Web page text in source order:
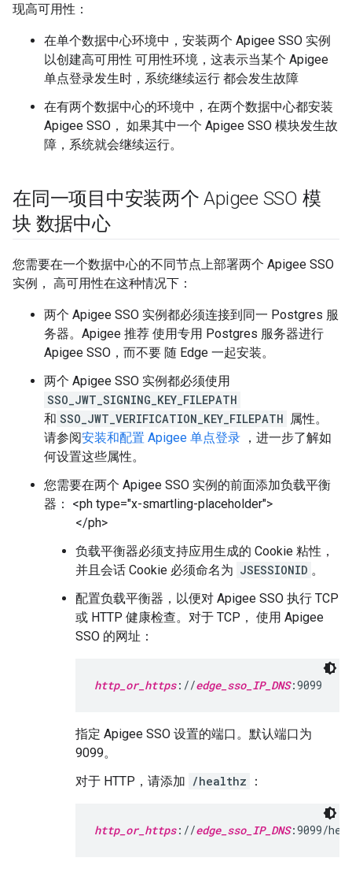
现高可用性：
在单个数据中心环境中，安装两个 Apigee SSO 实例
以创建高可用性 可用性环境，这表示当某个 Apigee
单点登录发生时，系统继续运行 都会发生故障
在有两个数据中心的环境中，在两个数据中心都安装
Apigee SSO， 如果其中一个 Apigee SSO 模块发生故
障，系统就会继续运行。
在同一项目中安装两个 Apigee SSO 模
块 数据中心
您需要在一个数据中心的不同节点上部署两个 Apigee SSO
实例， 高可用性在这种情况下：
两个 Apigee SSO 实例都必须连接到同一 Postgres 服
务器。Apigee 推荐 使用专用 Postgres 服务器进行
Apigee SSO，而不要 随 Edge 一起安装。
两个 Apigee SSO 实例都必须使用
SSO_JWT_SIGNING_KEY_FILEPATH
和 SSO_JWT_VERIFICATION_KEY_FILEPATH 属性。
请参阅安装和配置 Apigee 单点登录 ，进一步了解如
何设置这些属性。
您需要在两个 Apigee SSO 实例的前面添加负载平衡
器： <ph type="x-smartling-placeholder">
</ph>
负载平衡器必须支持应用生成的 Cookie 粘性，
并且会话 Cookie 必须命名为 JSESSIONID 。
配置负载平衡器，以便对 Apigee SSO 执行 TCP
或 HTTP 健康检查。对于 TCP， 使用 Apigee
SSO 的网址：
http_or_https://edge_sso_IP_DNS:9099
指定 Apigee SSO 设置的端口。默认端口为
9099。
对于 HTTP，请添加 /healthz ：
http_or_https://edge_sso_IP_DNS:9099/